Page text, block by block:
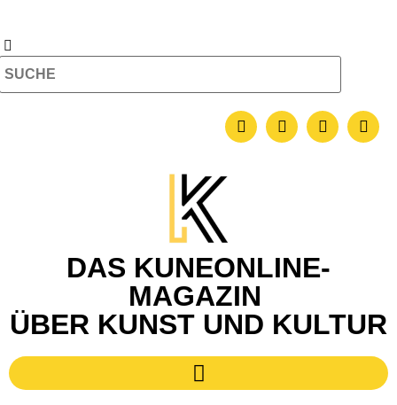
DAS KUNEONLINE-
MAGAZIN
ÜBER KUNST UND KULTUR